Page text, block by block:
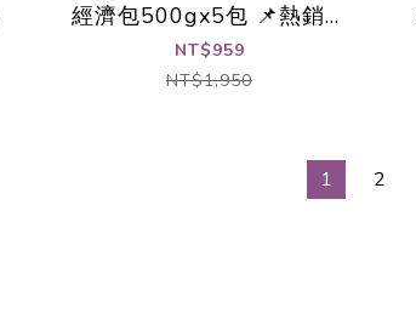
經濟包500gx5包 📌熱銷出
貨中🚀
NT$959
NT$1,950
1 2